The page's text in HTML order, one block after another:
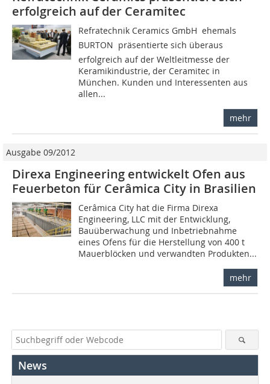
erfolgreich auf der Ceramitec
Refratechnik Ceramics GmbH  ehemals
BURTON  präsentierte sich überaus
erfolgreich auf der Weltleitmesse der
Keramikindustrie, der Ceramitec in
München. Kunden und Interessenten aus
allen...
mehr
Ausgabe 09/2012
Direxa Engineering entwickelt Ofen aus
Feuerbeton für Cerâmica City in Brasilien
Cerâmica City hat die ­Firma Direxa
Engineering, LLC mit der Entwicklung,
Bauüberwachung und Inbetriebnahme
eines Ofens für die Herstellung von 400 t
Mauerblöcken und verwandten Produkten...
mehr
News